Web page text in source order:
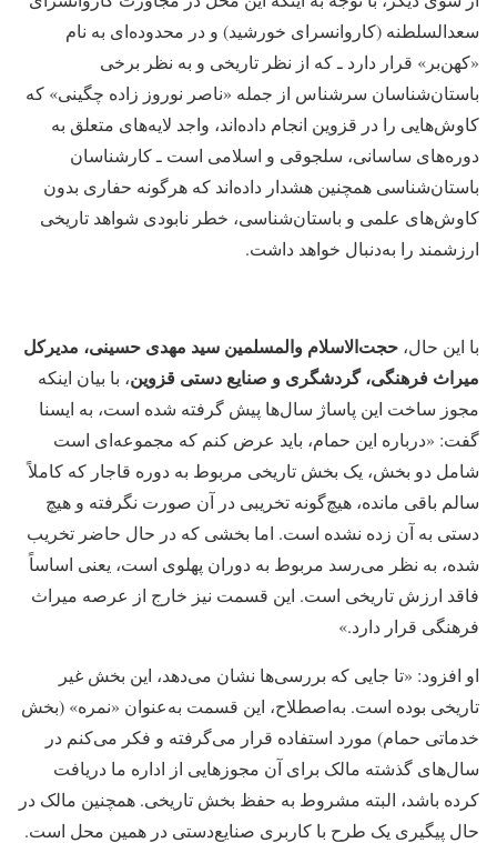
سعدالسلطنه (کاروانسرای خورشید) و در محدوده‌ای به نام
«کهن‌بر» قرار دارد ـ که از نظر تاریخی و به نظر برخی
باستان‌شناسان سرشناس از جمله «ناصر نوروز زاده چگینی» که
کاوش‌هایی را در قزوین انجام داده‌اند، واجد لایه‌های متعلق به
دوره‌های ساسانی، سلجوقی و اسلامی است ـ کارشناسان
باستان‌شناسی همچنین هشدار داده‌اند که هرگونه حفاری بدون
کاوش‌های علمی و باستان‌شناسی، خطر نابودی شواهد تاریخی
ارزشمند را به‌دنبال خواهد داشت.
با این حال، حجت‌الاسلام والمسلمین سید مهدی حسینی، مدیرکل
میراث فرهنگی، گردشگری و صنایع دستی قزوین، با بیان اینکه
مجوز ساخت این پاساژ سال‌ها پیش گرفته شده است، به ایسنا
گفت: «درباره این حمام، باید عرض کنم که مجموعه‌ای است
شامل دو بخش، یک بخش تاریخی مربوط به دوره قاجار که کاملاً
سالم باقی مانده، هیچ‌گونه تخریبی در آن صورت نگرفته و هیچ
دستی به آن زده نشده است. اما بخشی که در حال حاضر تخریب
شده، به نظر می‌رسد مربوط به دوران پهلوی است، یعنی اساساً
فاقد ارزش تاریخی است. این قسمت نیز خارج از عرصه میراث
فرهنگی قرار دارد.»
او افزود: «تا جایی که بررسی‌ها نشان می‌دهد، این بخش غیر
تاریخی بوده است. به‌اصطلاح، این قسمت به‌عنوان «نمره» (بخش
خدماتی حمام) مورد استفاده قرار می‌گرفته و فکر می‌کنم در
سال‌های گذشته مالک برای آن مجوزهایی از اداره ما دریافت
کرده باشد، البته مشروط به حفظ بخش تاریخی. همچنین مالک در
حال پیگیری یک طرح با کاربری صنایع‌دستی در همین محل است.